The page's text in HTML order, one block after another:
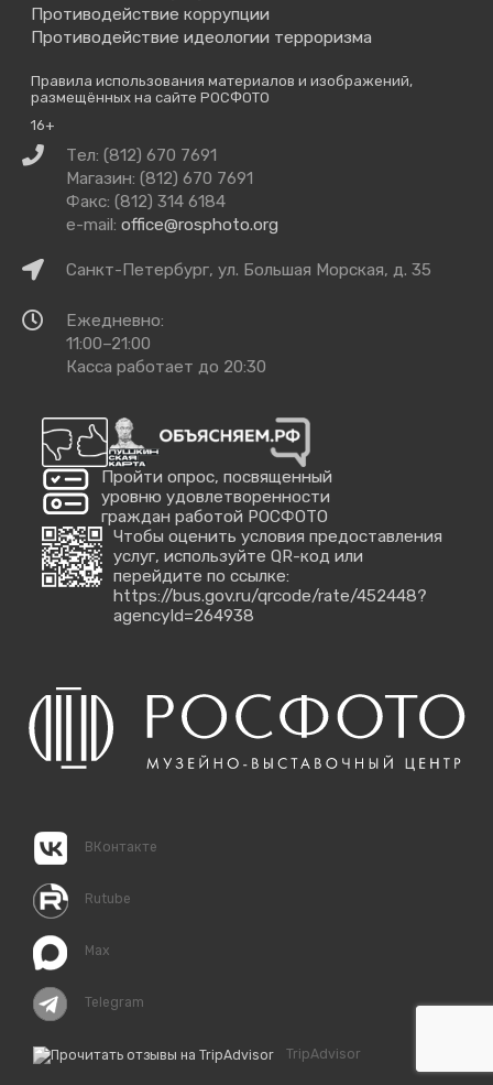
Противодействие коррупции
Противодействие идеологии терроризма
Правила использования материалов и изображений,
размещённых на сайте РОСФОТО
16+
Связаться
нами
Тел: (812) 670 7691
Магазин: (812) 670 7691
Факс: (812) 314 6184
e-mail: office@rosphoto.org
КакСанкт-Петербург, ул. Большая Морская, д. 35
Время
работы
Ежедневно:
11:00–21:00
Касса работает до 20:30
Пройти опрос, посвященный
уровню удовлетворенности
граждан работой РОСФОТО
Чтобы оценить условия предоставления
услуг, используйте QR-код или
перейдите по ссылке:
https://bus.gov.ru/qrcode/rate/452448?
agencyId=264938
ВКонтакте
Rutube
Max
Telegram
TripAdvisor